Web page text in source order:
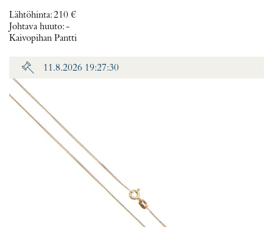
Lähtöhinta:210 €
Johtava huuto:-
Kaivopihan Pantti
11.8.2026 19:27:30